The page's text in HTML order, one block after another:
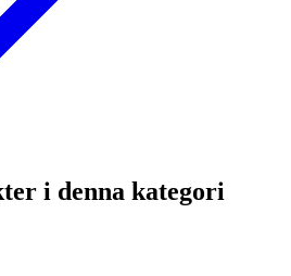
i denna kategori